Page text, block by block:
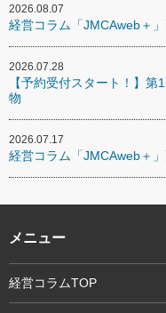
2026.08.07
経営コラム「JMCAweb＋
2026.07.28
【予約受付スタート！】
物
2026.07.17
経営コラム「JMCAweb＋
メニュー
経営コラムTOP